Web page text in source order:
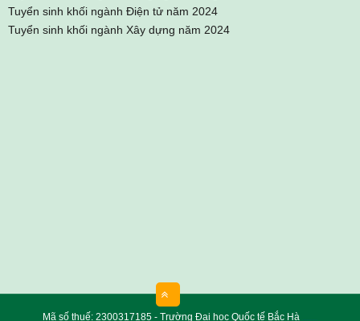
Tuyển sinh khối ngành Điện tử năm 2024
Tuyển sinh khối ngành Xây dựng năm 2024
Mã số thuế: 2300317185 - Trường Đại học Quốc tế Bắc Hà